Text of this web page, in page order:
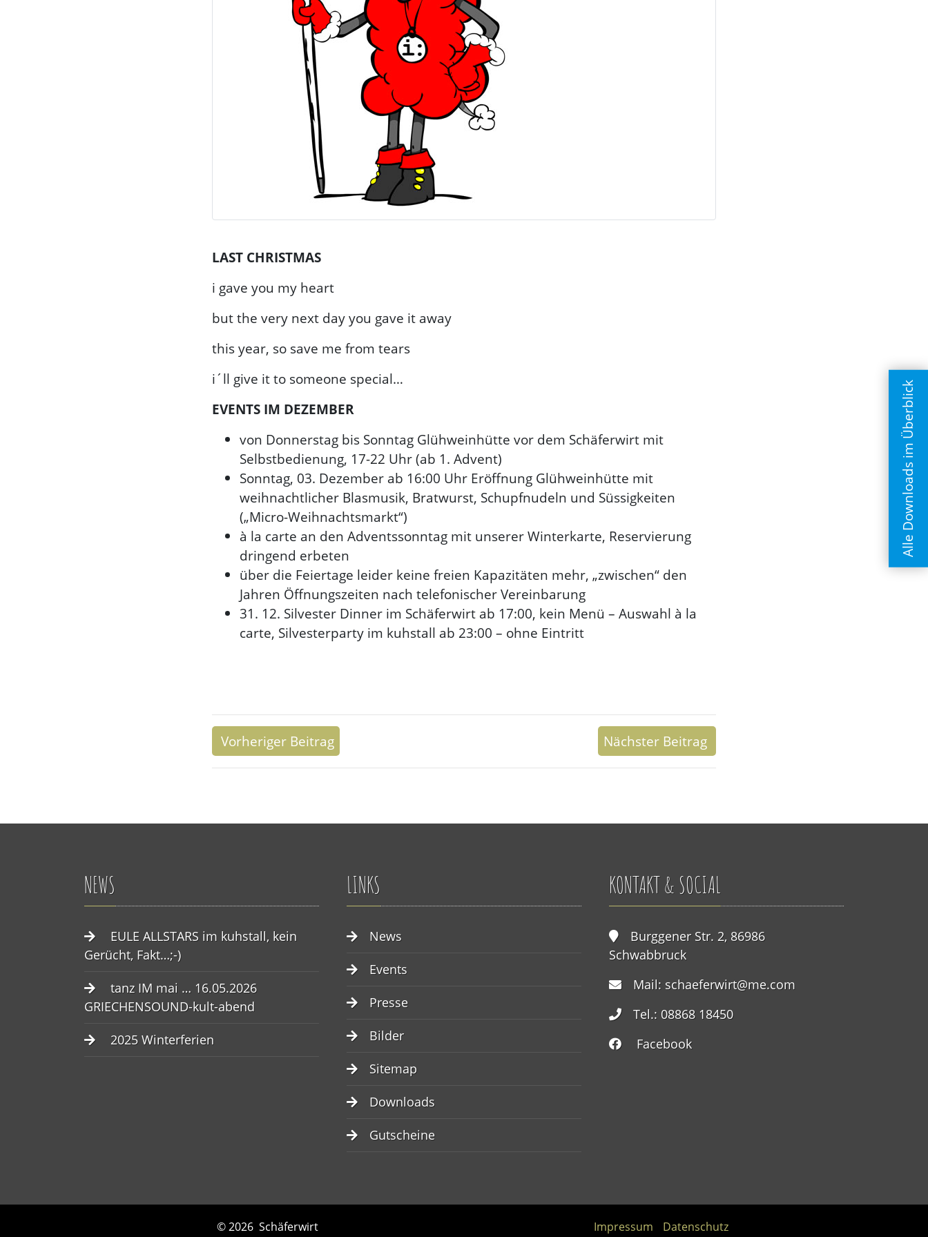
LAST CHRISTMAS
i gave you my heart
but the very next day you gave it away
this year, so save me from tears
i´ll give it to someone special…
EVENTS IM DEZEMBER
von Donnerstag bis Sonntag Glühweinhütte vor dem Schäferwirt mit
Selbstbedienung, 17-22 Uhr (ab 1. Advent)
Sonntag, 03. Dezember ab 16:00 Uhr Eröffnung Glühweinhütte mit
weihnachtlicher Blasmusik, Bratwurst, Schupfnudeln und Süssigkeiten
(„Micro-Weihnachtsmarkt“)
à la carte an den Adventssonntag mit unserer Winterkarte, Reservierung
dringend erbeten
über die Feiertage leider keine freien Kapazitäten mehr, „zwischen“ den
Jahren Öffnungszeiten nach telefonischer Vereinbarung
31. 12. Silvester Dinner im Schäferwirt ab 17:00, kein Menü – Auswahl à la
carte, Silvesterparty im kuhstall ab 23:00 – ohne Eintritt
Vorheriger Beitrag Nächster Beitrag
NEWS
EULE ALLSTARS im kuhstall, kein
Gerücht, Fakt…;-)
tanz IM mai … 16.05.2026
GRIECHENSOUND-kult-abend
2025 Winterferien
LINKS
News
Events
Presse
Bilder
Sitemap
Downloads
Gutscheine
KONTAKT & SOCIAL
Burggener Str. 2, 86986
Schwabbruck
Mail: schaeferwirt@me.com
Tel.: 08868 18450
Facebook
© 2026 Schäferwirt Impressum Datenschutz
Alle Downloads im Überblick